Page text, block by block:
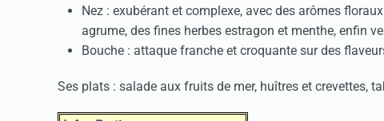
Nez : exubérant et complexe, avec des arômes
agrume, des fines herbes estragon et menthe, enfin
Bouche : attaque franche et croquante sur des
Ses plats : salade aux fruits de mer, huîtres et crevettes,